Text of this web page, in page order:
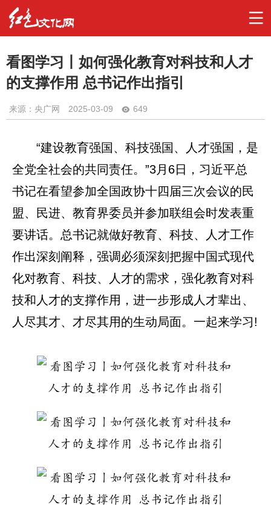
看图学习丨如何强化教育对科技和人才
的支撑作用 总书记作出指引
来源：央广网 2025-03-09 649
“建设教育强国、科技强国、人才强国，是
全党全社会的共同责任。”3月6日，习近平总
书记在看望参加全国政协十四届三次会议的民
盟、民进、教育界委员并参加联组会时发表重
要讲话。总书记就做好教育、科技、人才工作
作出深刻阐释，强调必须深刻把握中国式现代
化对教育、科技、人才的需求，强化教育对科
技和人才的支撑作用，进一步形成人才辈出、
人尽其才、才尽其用的生动局面。一起来学习!